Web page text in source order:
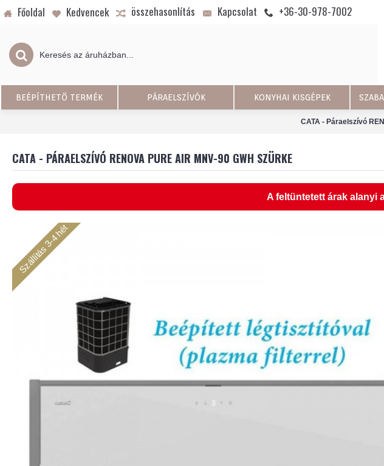
Főoldal Kedvencek összehasonlítás Kapcsolat +36-30-978-7002
BEÉPÍTHETŐ TERMÉK PÁRAELSZÍVÓK KONYHAI KISGÉPEK
CATA - Páraelszívó
CATA - PÁRAELSZÍVÓ RENOVA PURE AIR MNV-90 GWH SZÜRKE
A feltüntetett árak alanyi
Szállítás 3-4 hét